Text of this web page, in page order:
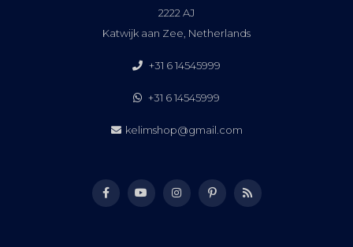
2222 AJ
Katwijk aan Zee, Netherlands
+31 6 14545999
+31 6 14545999
kelimshop@gmail.com